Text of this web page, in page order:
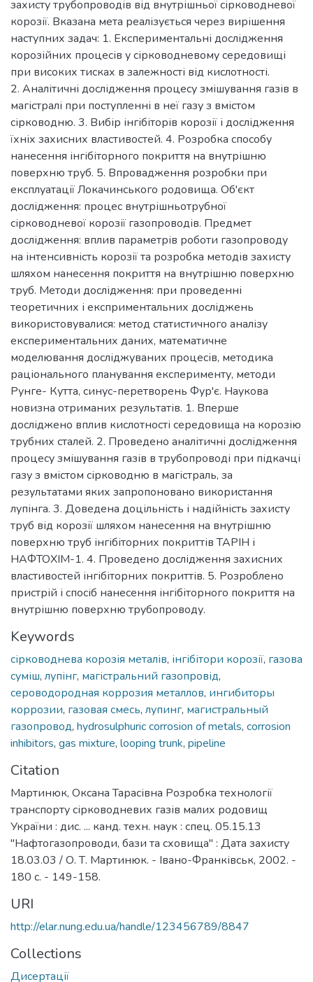
захисту трубопроводів від внутрішньої сірководневої
корозії. Вказана мета реалізується через вирішення
наступних задач: 1. Експериментальні дослідження
корозійних процесів у сірководневому середовищі
при високих тисках в залежності від кислотності.
2. Аналітичні дослідження процесу змішування газів в
магістралі при поступленні в неї газу з вмістом
сірководню. 3. Вибір інгібіторів корозії і дослідження
їхніх захисних властивостей. 4. Розробка способу
нанесення інгібіторного покриття на внутрішню
поверхню труб. 5. Впровадження розробки при
експлуатації Локачинського родовища. Об'єкт
дослідження: процес внутрішньотрубної
сірководневої корозії газопроводів. Предмет
дослідження: вплив параметрів роботи газопроводу
на інтенсивність корозії та розробка методів захисту
шляхом нанесення покриття на внутрішню поверхню
труб. Методи дослідження: при проведенні
теоретичних і експриментальних досліджень
використовувалися: метод статистичного аналізу
експериментальних даних, математичне
моделювання досліджуваних процесів, методика
раціонального планування експерименту, методи
Рунге- Кутта, синус-перетворень Фур'є. Наукова
новизна отриманих результатів. 1. Вперше
досліджено вплив кислотності середовища на корозію
трубних сталей. 2. Проведено аналітичні дослідження
процесу змішування газів в трубопроводі при підкачці
газу з вмістом сірководню в магістраль, за
результатами яких запропоновано використання
лупінга. 3. Доведена доцільність і надійність захисту
труб від корозії шляхом нанесення на внутрішню
поверхню труб інгібіторних покриттів ТАРІН і
НАФТОХІМ-1. 4. Проведено дослідження захисних
властивостей інгібіторних покриттів. 5. Розроблено
пристрій і спосіб нанесення інгібіторного покриття на
внутрішню поверхню трубопроводу.
Keywords
сірководнева корозія металів, інгібітори корозії, газова
суміш, лупінг, магістральний газопровід,
сероводородная коррозия металлов, ингибиторы
коррозии, газовая смесь, лупинг, магистральный
газопровод, hydrosulphuric corrosion of metals, corrosion
inhibitors, gas mixture, looping trunk, pipeline
Citation
Мартинюк, Оксана Тарасівна Розробка технології
транспорту сірководневих газів малих родовищ
України : дис. ... канд. техн. наук : спец. 05.15.13
"Нафтогазопроводи, бази та сховища" : Дата захисту
18.03.03 / О. Т. Мартинюк. - Івано-Франківськ, 2002. -
180 с. - 149-158.
URI
http://elar.nung.edu.ua/handle/123456789/8847
Collections
Дисертації